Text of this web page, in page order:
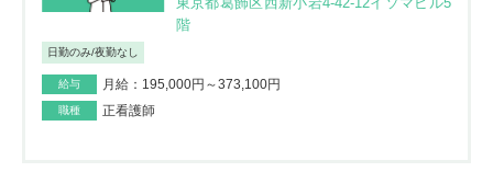
階
日勤のみ/夜勤なし
給与 月給：195,000円～373,100円
職種 正看護師